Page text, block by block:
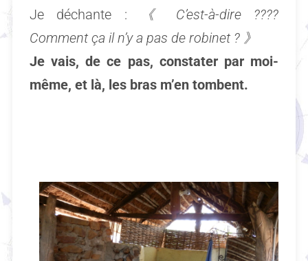
Je déchante :
《 C’est-à-dire ????
Comment ça il n’y a pas de robinet ? 》
Je vais, de ce pas, constater par moi-
même, et là, les bras m’en tombent.